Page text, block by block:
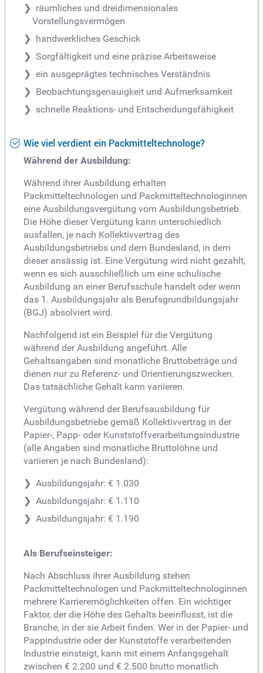
räumliches und dreidimensionales
Vorstellungsvermögen
handwerkliches Geschick
Sorgfältigkeit und eine präzise Arbeitsweise
ein ausgeprägtes technisches Verständnis
Beobachtungsgenauigkeit und Aufmerksamkeit
schnelle Reaktions- und Entscheidungsfähigkeit
Wie viel verdient ein Packmitteltechnologe?
Während der Ausbildung:
Während ihrer Ausbildung erhalten
Packmitteltechnologen und Packmitteltechnologinnen
eine Ausbildungsvergütung vom Ausbildungsbetrieb.
Die Höhe dieser Vergütung kann unterschiedlich
ausfallen, je nach Kollektivvertrag des
Ausbildungsbetriebs und dem Bundesland, in dem
dieser ansässig ist. Eine Vergütung wird nicht gezahlt,
wenn es sich ausschließlich um eine schulische
Ausbildung an einer Berufsschule handelt oder wenn
das 1. Ausbildungsjahr als Berufsgrundbildungsjahr
(BGJ) absolviert wird.
Nachfolgend ist ein Beispiel für die Vergütung
während der Ausbildung angeführt. Alle
Gehaltsangaben sind monatliche Bruttobeträge und
dienen nur zu Referenz- und Orientierungszwecken.
Das tatsächliche Gehalt kann variieren.
Vergütung während der Berufsausbildung für
Ausbildungsbetriebe gemäß Kollektivvertrag in der
Papier-, Papp- oder Kunststoffverarbeitungsindustrie
(alle Angaben sind monatliche Bruttolöhne und
variieren je nach Bundesland):
Ausbildungsjahr: € 1.030
Ausbildungsjahr: € 1.110
Ausbildungsjahr: € 1.190
Als Berufseinsteiger:
Nach Abschluss ihrer Ausbildung stehen
Packmitteltechnologen und Packmitteltechnologinnen
mehrere Karrieremöglichkeiten offen. Ein wichtiger
Faktor, der die Höhe des Gehalts beeinflusst, ist die
Branche, in der sie Arbeit finden. Wer in der Papier- und
Pappindustrie oder der Kunststoffe verarbeitenden
Industrie einsteigt, kann mit einem Anfangsgehalt
zwischen € 2.200 und € 2.500 brutto monatlich